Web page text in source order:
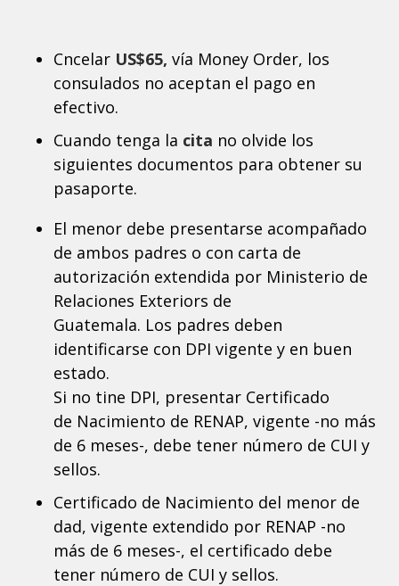
Cncelar US$65, vía Money Order, los
consulados no aceptan el pago en
efectivo.
Cuando tenga la cita no olvide los
siguientes documentos para obtener su
pasaporte.
El menor debe presentarse acompañado
de ambos padres o con carta de
autorización extendida por Ministerio de
Relaciones Exteriors de
Guatemala. Los padres deben
identificarse con DPI vigente y en buen
estado.
Si no tine DPI, presentar Certificado
de Nacimiento de RENAP, vigente -no más
de 6 meses-, debe tener número de CUI y
sellos.
Certificado de Nacimiento del menor de
dad, vigente extendido por RENAP -no
más de 6 meses-, el certificado debe
tener número de CUI y sellos.